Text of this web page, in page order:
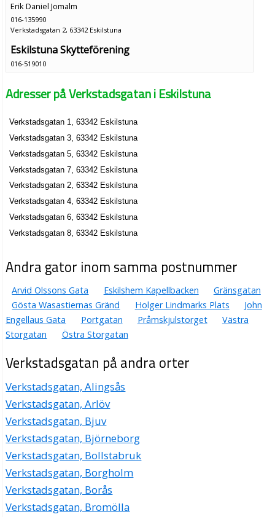
Erik Daniel Jomalm
016-135990
Verkstadsgatan 2, 63342 Eskilstuna
Eskilstuna Skytteförening
016-519010
Konstfrämjandet I Sörmland
Verkstadsgatan 5, 63342 Eskilstuna
Allelektro Team Conveyor AB
Göran Henry Hagström
016-164420
Verkstadsgatan 7, 63342 Eskilstuna
Allelektro Team Industri Sverige AB
Göran Henry Hagström
Verkstadsgatan 7, 63342 Eskilstuna
Hans Erik Petter Hagström
Verkstadsgatan 7, 63342 Eskilstuna
Allelektro Team RPP Service AB
Göran Henry Hagström
Verkstadsgatan 7, 63342 Eskilstuna
Hans Erik Dennis Lantz Hagström
016-133590
Adresser på Verkstadsgatan i Eskilstuna
Verkstadsgatan 1, 63342 Eskilstuna
Verkstadsgatan 3, 63342 Eskilstuna
Verkstadsgatan 5, 63342 Eskilstuna
Verkstadsgatan 7, 63342 Eskilstuna
Verkstadsgatan 2, 63342 Eskilstuna
Verkstadsgatan 4, 63342 Eskilstuna
Verkstadsgatan 6, 63342 Eskilstuna
Verkstadsgatan 8, 63342 Eskilstuna
Andra gator inom samma postnummer
Arvid Olssons Gata Eskilshem Kapellbacken
Gränsgatan
Gösta Wasastiernas Gränd
Holger Lindmarks Plats
John
Engellaus Gata
Portgatan Pråmskjulstorget
Västra
Storgatan
Östra Storgatan
Verkstadsgatan på andra orter
Verkstadsgatan, Alingsås
Verkstadsgatan, Arlöv
Verkstadsgatan, Bjuv
Verkstadsgatan, Björneborg
Verkstadsgatan, Bollstabruk
Verkstadsgatan, Borgholm
Verkstadsgatan, Borås
Verkstadsgatan, Bromölla